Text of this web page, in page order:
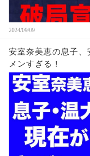
2024/09/09
安室奈美恵の息子
メンすぎる！